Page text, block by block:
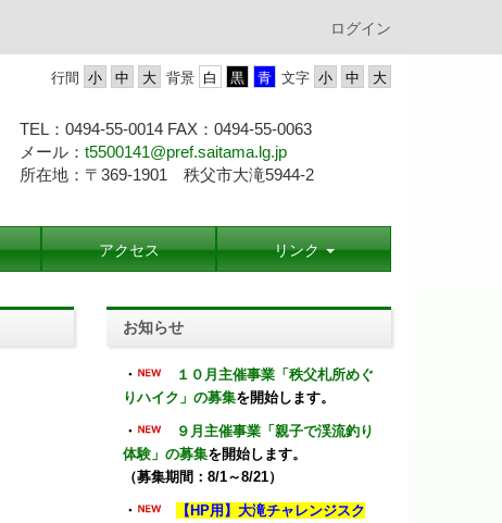
ログイン
文字
背景
行間
TEL：0494-55-0014 FAX：0494-55-0063
メール： t5500141@pref.saitama.lg.jp
所在地：〒369-1901 秩父市大滝5944-2
アクセス リンク
お知らせ
・
１０月主催事業「秩父札所めぐ
りハイク」の募集を開始します。
・
９月主催事業「親子で渓流釣り
体験」の募集を開始します。
（募集期間：8/1～8/21）
・
【HP用】大滝チャレンジスク